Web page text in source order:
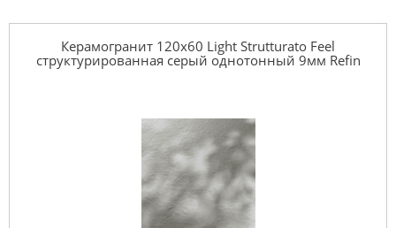
Керамогранит 120x60 Light Strutturato Feel
структурированная серый однотонный 9мм Refin